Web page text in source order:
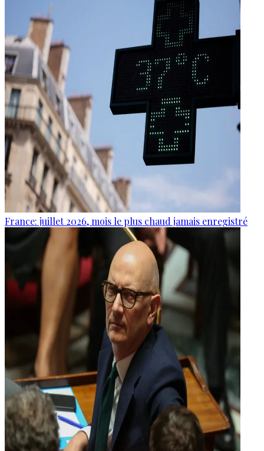
France: juillet 2026, mois le plus chaud jamais enregistré